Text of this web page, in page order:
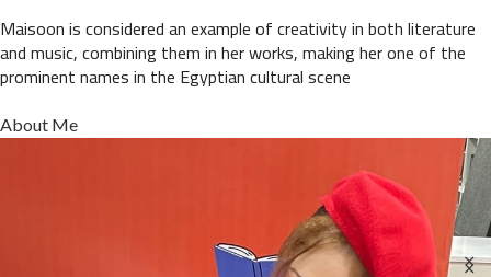
Maisoon is considered an example of creativity in both literature
and music, combining them in her works, making her one of the
prominent names in the Egyptian cultural scene
About Me